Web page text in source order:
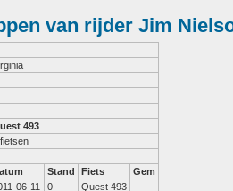
van rijder Jim
493
Stand Fiets
Gem
06-11
0 Quest 493 -